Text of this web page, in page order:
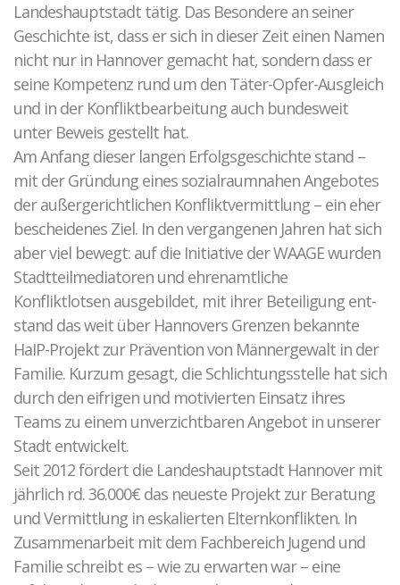
Landeshauptstadt tätig. Das Besondere an seiner
Geschichte ist, dass er sich in dieser Zeit einen Namen
nicht nur in Hannover gemacht hat, sondern dass er
seine Kompetenz rund um den Täter-Opfer-Ausgleich
und in der Konfliktbearbeitung auch bundesweit
unter Beweis gestellt hat.
Am Anfang dieser langen Erfolgsgeschichte stand –
mit der Gründung eines sozialraumnahen Angebotes
der außergerichtlichen Konfliktvermittlung – ein eher
bescheidenes Ziel. In den vergangenen Jahren hat sich
aber viel bewegt: auf die Initiative der WAAGE wurden
Stadtteilmediatoren und ehrenamtliche
Konfliktlotsen ausgebildet, mit ihrer Beteiligung ent-
stand das weit über Hannovers Grenzen bekannte
HaIP-Projekt zur Prävention von Männergewalt in der
Familie. Kurzum gesagt, die Schlichtungsstelle hat sich
durch den eifrigen und motivierten Einsatz ihres
Teams zu einem unverzichtbaren Angebot in unserer
Stadt entwickelt.
Seit 2012 fördert die Landeshauptstadt Hannover mit
jährlich rd. 36.000€ das neueste Projekt zur Beratung
und Vermittlung in eskalierten Elternkonflikten. In
Zusammenarbeit mit dem Fachbereich Jugend und
Familie schreibt es – wie zu erwarten war – eine